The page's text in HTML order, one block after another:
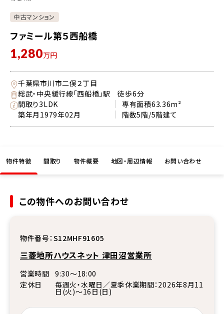
中古マンション
ファミール第５西船橋
1,280万円
千葉県市川市二俣２丁目
総武・中央緩行線「西船橋」駅 徒歩6分
間取り3LDK 専有面積63.36m²
築年月 1979年02月 階数5階/5階建て
物件特徴 間取り 物件概要 地図・周辺情報 お問い合わせ
この物件へのお問い合わせ
物件番号： S12MHF91605
三菱地所ハウスネット 津田沼営業所
営業時間 9:30～18:00
定休日
毎週火・水曜日／夏季休業期間：2026年8月11
日(火)～16日(日)